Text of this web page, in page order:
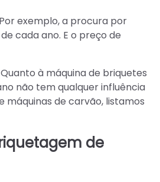
exemplo, a procura por
cada ano. E o preço de
à máquina de briquetes
não tem qualquer influência
máquinas de carvão, listamos
de